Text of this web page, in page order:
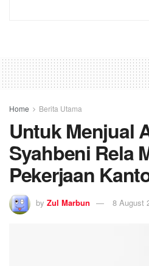
Home Berita Utama
Untuk Menjual
Syahbeni Rela
Pekerjaan
by Zul Marbun 8 August